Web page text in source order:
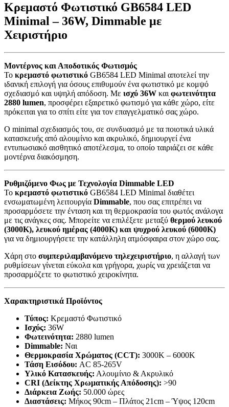
Κρεμαστό Φωτιστικό GB6584 LED
Minimal – 36W, Dimmable με
Χειριστήριο
Μοντέρνος και Αποδοτικός Φωτισμός
Το κρεμαστό φωτιστικό GB6584 LED Minimal αποτελεί την
ιδανική επιλογή για όσους επιθυμούν ένα φωτιστικό με κομψό
σχεδιασμό και υψηλή απόδοση. Με ισχύ 36W και φωτεινότητα
2880 lumen, προσφέρει εξαιρετικό φωτισμό για κάθε χώρο, είτε
πρόκειται για το σπίτι είτε για τον επαγγελματικό σας χώρο.
Ο minimal σχεδιασμός του, σε συνδυασμό με τα ποιοτικά υλικά
κατασκευής από αλουμίνιο και ακρυλικό, δημιουργεί ένα
εντυπωσιακό αισθητικό αποτέλεσμα, το οποίο ταιριάζει σε κάθε
μοντέρνα διακόσμηση.
Ρυθμιζόμενο Φως με Τεχνολογία Dimmable LED
Το κρεμαστό φωτιστικό GB6584 LED Minimal διαθέτει
ενσωματωμένη λειτουργία Dimmable, που σας επιτρέπει να
προσαρμόσετε την ένταση και τη θερμοκρασία του φωτός ανάλογα
με τις ανάγκες σας. Μπορείτε να επιλέξετε μεταξύ θερμού λευκού
(3000K), λευκού ημέρας (4000K) και ψυχρού λευκού (6000K)
για να δημιουργήσετε την κατάλληλη ατμόσφαιρα στον χώρο σας.
Χάρη στο συμπεριλαμβανόμενο τηλεχειριστήριο, η αλλαγή των
ρυθμίσεων γίνεται εύκολα και γρήγορα, χωρίς να χρειάζεται να
προσαρμόζετε το φωτιστικό χειροκίνητα.
Χαρακτηριστικά Προϊόντος
Τύπος: Κρεμαστό Φωτιστικό
Ισχύς: 36W
Φωτεινότητα: 2880 lumen
Dimmable: Ναι
Θερμοκρασία Χρώματος (CCT): 3000K – 6000K
Τάση Εισόδου: AC 85-265V
Υλικό Κατασκευής: Αλουμίνιο & Ακρυλικό
CRI (Δείκτης Χρωματικής Απόδοσης): >90
Διάρκεια Ζωής: 50.000 ώρες
Διαστάσεις: Μήκος 90cm – Πλάτος 21cm – Ύψος 120cm